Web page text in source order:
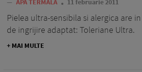
— APA TERMALA 11 februarie 2011
Pielea ultra-sensibila si alergica are
de ingrijire adaptat: Toleriane Ultra.
+ MAI MULTE